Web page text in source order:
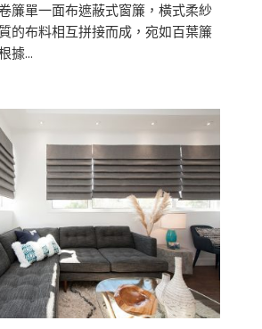
簾單一面布遮蔽式窗簾，橫式柔紗
的布料相互拼接而成，宛如百葉簾
據…